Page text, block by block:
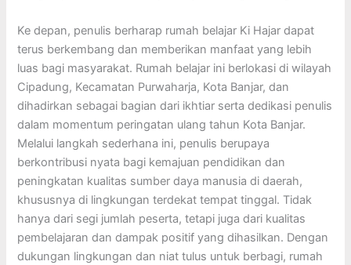
Ke depan, penulis berharap rumah belajar Ki Hajar dapat
terus berkembang dan memberikan manfaat yang lebih
luas bagi masyarakat. Rumah belajar ini berlokasi di wilayah
Cipadung, Kecamatan Purwaharja, Kota Banjar, dan
dihadirkan sebagai bagian dari ikhtiar serta dedikasi penulis
dalam momentum peringatan ulang tahun Kota Banjar.
Melalui langkah sederhana ini, penulis berupaya
berkontribusi nyata bagi kemajuan pendidikan dan
peningkatan kualitas sumber daya manusia di daerah,
khususnya di lingkungan terdekat tempat tinggal. Tidak
hanya dari segi jumlah peserta, tetapi juga dari kualitas
pembelajaran dan dampak positif yang dihasilkan. Dengan
dukungan lingkungan dan niat tulus untuk berbagi, rumah